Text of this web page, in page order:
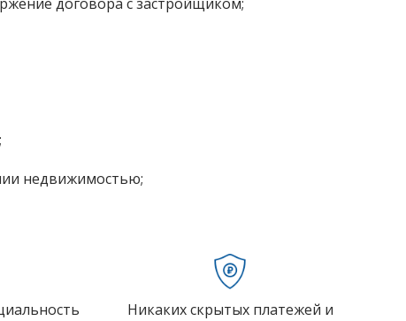
недвижимостью;
Никаких скрытых платежей и